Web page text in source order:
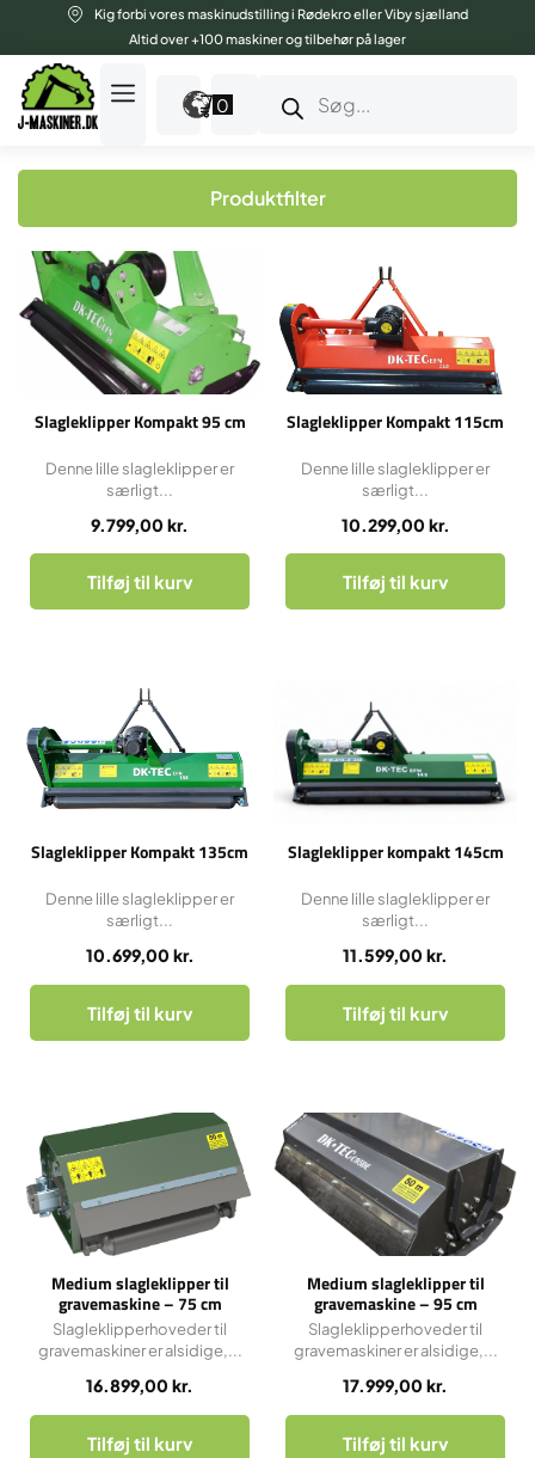
indholdet
Kig forbi vores maskinudstilling i Rødekro eller Viby sjælland
Altid over +100 maskiner og tilbehør på lager
0
Produktfilter
Slagleklipper Kompakt 95 cm
9.799,00 kr.
Denne lille slagleklipper er
særligt...
Tilføj til kurv
Slagleklipper Kompakt 115cm
10.299,00 kr.
Denne lille slagleklipper er
særligt...
Tilføj til kurv
Slagleklipper Kompakt 135cm
10.699,00 kr.
Denne lille slagleklipper er
særligt...
Tilføj til kurv
Slagleklipper kompakt 145cm
11.599,00 kr.
Denne lille slagleklipper er
særligt...
Tilføj til kurv
Medium slagleklipper til
gravemaskine – 75 cm
16.899,00 kr.
Slagleklipperhoveder til
gravemaskiner er alsidige,...
Tilføj til kurv
Medium slagleklipper til
gravemaskine – 95 cm
17.999,00 kr.
Slagleklipperhoveder til
gravemaskiner er alsidige,...
Tilføj til kurv